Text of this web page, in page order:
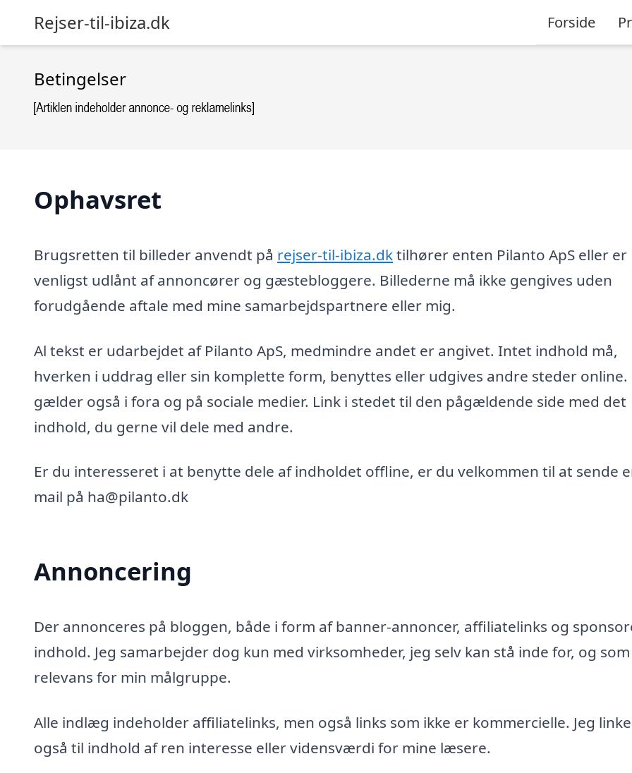
Rejser-til-ibiza.dk Forside
Betingelser
Ophavsret
Brugsretten til billeder anvendt på rejser-til-ibiza.dktilhører enten Pilanto ApS eller er
venligst udlånt af annoncører og gæstebloggere. Billederne må ikke gengives uden
forudgående aftale med mine samarbejdspartnere eller mig.
Al tekst er udarbejdet af Pilanto ApS, medmindre andet er angivet. Intet indhold må,
hverken i uddrag eller sin komplette form, benyttes eller udgives andre steder
gælder også i fora og på sociale medier. Link i stedet til den pågældende side med det
indhold, du gerne vil dele med andre.
Er du interesseret i at benytte dele af indholdet offline, er du velkommen til at sende
mail på ha@pilanto.dk
Annoncering
Der annonceres på bloggen, både i form af banner-annoncer, affiliatelinks og
indhold. Jeg samarbejder dog kun med virksomheder, jeg selv kan stå inde for, og
relevans for min målgruppe.
Alle indlæg indeholder affiliatelinks, men også links som ikke er kommercielle. Jeg
også til indhold af ren interesse eller vidensværdi for mine læsere.